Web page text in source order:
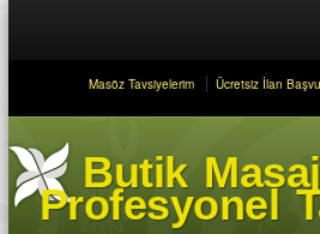
Masöz Tavsiyelerim Ücretsiz İlan
Butik
Profesyonel